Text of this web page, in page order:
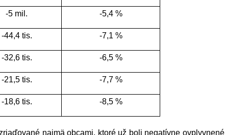
-5 mil. -5,4 %
-44,4 tis. -7,1 %
-32,6 tis. -6,5 %
-21,5 tis. -7,7 %
-18,6 tis. -8,5 %
najmä obcami, ktoré už boli negatívne ovplyvnené